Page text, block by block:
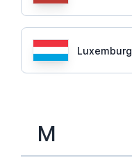
Luxemburg
M